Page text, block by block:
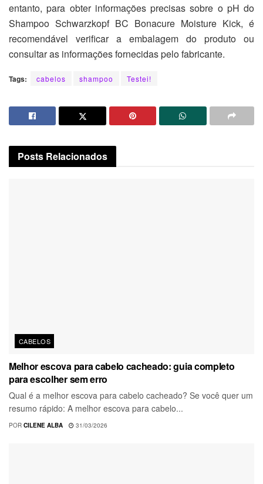
entanto, para obter informações precisas sobre o pH do
Shampoo Schwarzkopf BC Bonacure Moisture Kick, é
recomendável verificar a embalagem do produto ou
consultar as informações fornecidas pelo fabricante.
Tags: cabelos shampoo Testei!
Posts Relacionados
CABELOS
Melhor escova para cabelo cacheado: guia completo
para escolher sem erro
Qual é a melhor escova para cabelo cacheado? Se você quer um
resumo rápido: A melhor escova para cabelo...
POR CILENE ALBA 31/03/2026